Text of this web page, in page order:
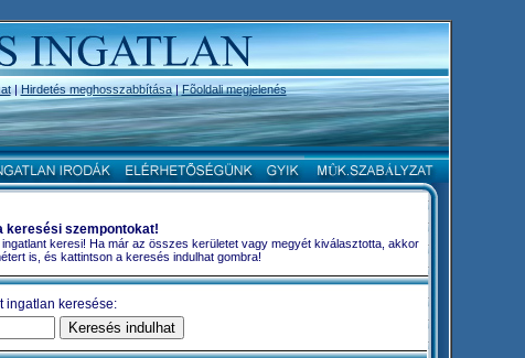
|Hirdetés meghosszabbítása|Fõoldali megjelenés
keresési szempontokat!
keresi! Ha már az összes kerületet vagy megyét kiválasztotta, akkor
is, és kattintson a keresés indulhat gombra!
ingatlan keresése: